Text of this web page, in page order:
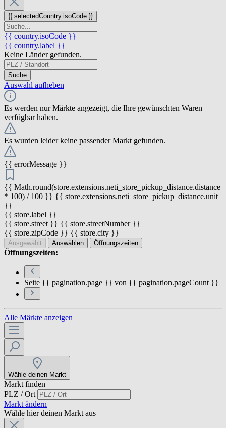
{{ selectedCountry.isoCode }}
{{ country.isoCode }}
{{ country.label }}
Keine Länder gefunden.
Suche
Auswahl aufheben
Es werden nur Märkte angezeigt, die Ihre gewünschten Waren
verfügbar haben.
Es wurden leider keine passender Markt gefunden.
{{ errorMessage }}
{{ Math.round(store.extensions.neti_store_pickup_distance.distance
* 100) / 100 }} {{ store.extensions.neti_store_pickup_distance.unit
}}
{{ store.label }}
{{ store.street }} {{ store.streetNumber }}
{{ store.zipCode }} {{ store.city }}
Ausgewählt Auswählen Öffnungszeiten
Öffnungszeiten:
Seite {{ pagination.page }} von {{ pagination.pageCount }}
Alle Märkte anzeigen
Wähle deinen Markt
Markt finden
PLZ / Ort
Markt ändern
Wähle hier deinen Markt aus